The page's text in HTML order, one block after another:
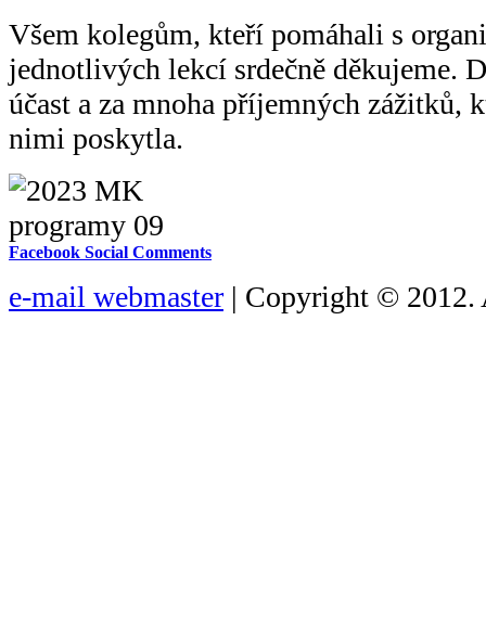
Všem kolegům, kteří pomáhali s
jednotlivých lekcí srdečně děkujeme.
účast a za mnoha příjemných zážitků,
nimi poskytla.
Facebook Social Comments
e-mail webmaster | Copyright © 2012.